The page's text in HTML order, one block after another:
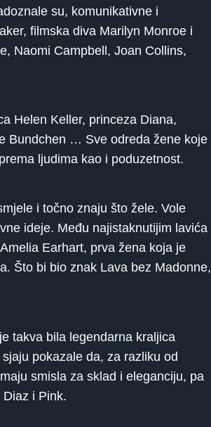
su, komunikativne i
filmska diva Marilyn Monroe i
Naomi Campbell, Joan Collins,
Helen Keller, princeza Diana,
Bundchen … Sve odreda žene koje
ljudima kao i poduzetnost.
i točno znaju što žele. Vole
ideje. Među najistaknutijim lavića
Earhart, prva žena koja je
Što bi bio znak Lava bez Madonne,
takva bila legendarna kraljica
pokazale da, za razliku od
smisla za sklad i eleganciju, pa
i Pink.